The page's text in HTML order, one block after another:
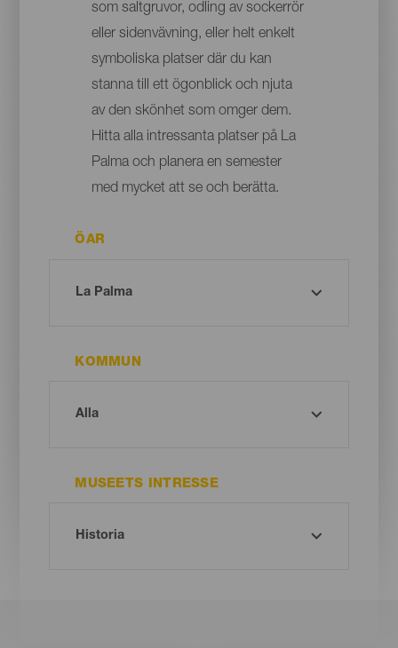
som saltgruvor, odling av sockerrör
eller sidenvävning, eller helt enkelt
symboliska platser där du kan
stanna till ett ögonblick och njuta
av den skönhet som omger dem.
Hitta alla intressanta platser på La
Palma och planera en semester
med mycket att se och berätta.
ÖAR
KOMMUN
MUSEETS INTRESSE